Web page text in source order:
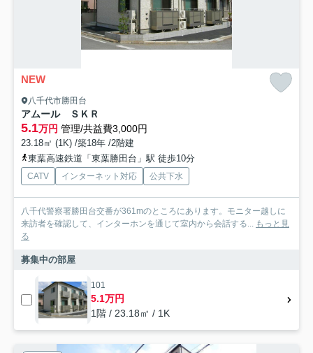
NEW
八千代市勝田台
アムール ＳＫＲ
5.1万円 管理/共益費3,000円
23.18㎡ (1K) /築18年 /2階建
東葉高速鉄道「東葉勝田台」駅 徒歩10分
CATV インターネット対応 公共下水
八千代警察署勝田台交番が361mのところにあります。モニター越しに
来訪者を確認して、インターホンを通じて室内から会話する... もっと見
る
募集中の部屋
101
5.1万円
1階 / 23.18㎡ / 1K